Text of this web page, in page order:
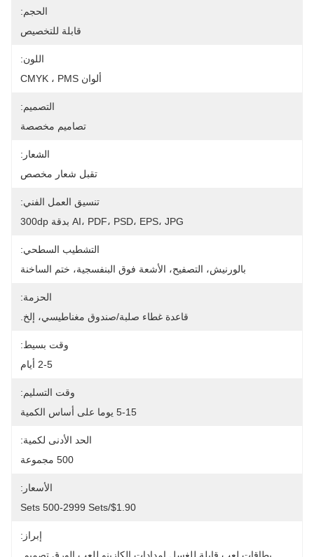
الحجم:
قابلة للتخصيص
اللون:
ألوان CMYK ، PMS
التصميم:
تصاميم مخصصة
الشعار:
تقبل شعار مخصص
تنسيق العمل الفني:
AI، PDF، PSD، EPS، JPG بدقة 300dp
التشطيب السطحي:
بالورنيش، التصفيح، الأشعة فوق البنفسجية، ختم الساخنة
الحزمة:
قاعدة غطاء صلبة/صندوق مغناطيسي، إلخ.
وقت بسيط:
2-5 أيام
وقت التسليم:
5-15 يوما على أساس الكمية
الحد الأدنى لكمية:
500 مجموعة
الأسعار:
$1.90/sets 500-2999 Sets
إبراز: